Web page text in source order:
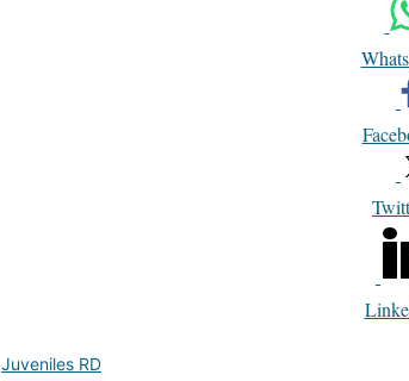
Juveniles RD